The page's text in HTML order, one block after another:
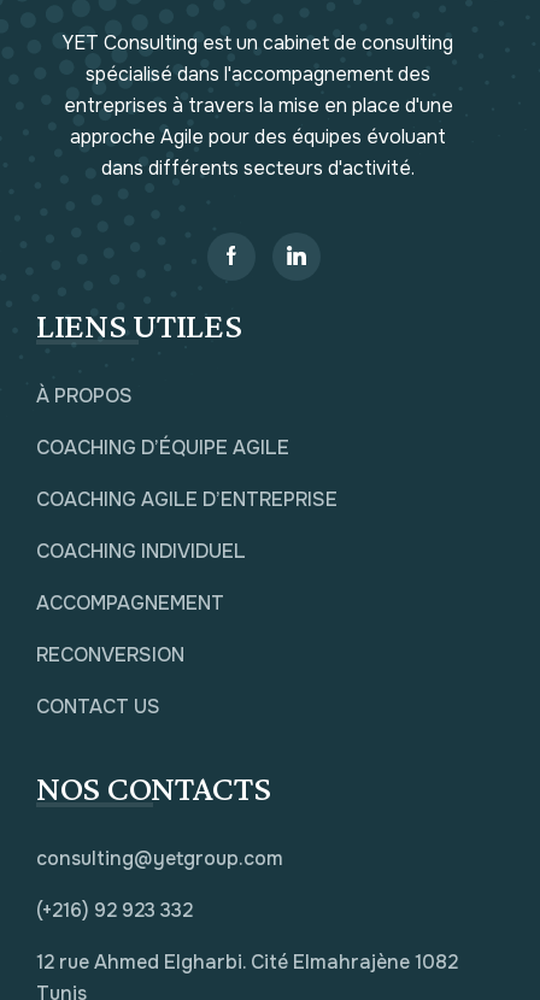
YET Consulting est un cabinet de consulting
spécialisé dans l'accompagnement des
entreprises à travers la mise en place d'une
approche Agile pour des équipes évoluant
dans différents secteurs d'activité.
LIENS UTILES
À PROPOS
COACHING D’ÉQUIPE AGILE
COACHING AGILE D’ENTREPRISE
COACHING INDIVIDUEL
ACCOMPAGNEMENT
RECONVERSION
CONTACT US
NOS CONTACTS
consulting@yetgroup.com
(+216) 92 923 332
12 rue Ahmed Elgharbi. Cité Elmahrajène 1082
Tunis